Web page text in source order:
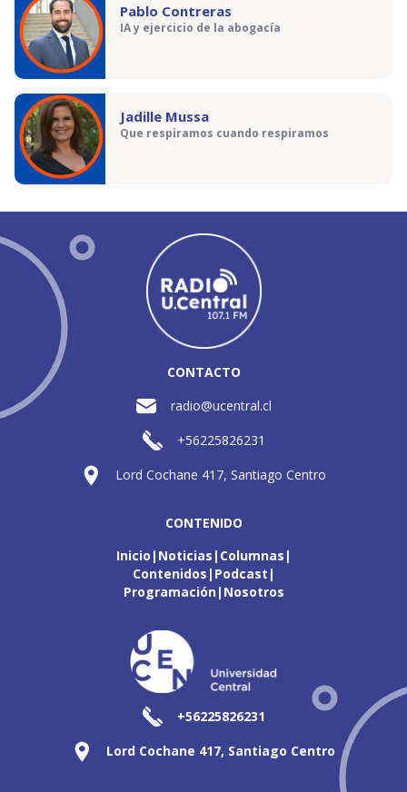
Pablo Contreras
IA y ejercicio de la abogacía
Jadille Mussa
Que respiramos cuando respiramos
CONTACTO
radio@ucentral.cl
+56225826231
Lord Cochane 417, Santiago Centro
CONTENIDO
Inicio Noticias Columnas
Contenidos Podcast
Programación Nosotros
+56225826231
Lord Cochane 417, Santiago Centro